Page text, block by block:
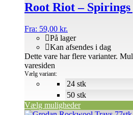
Root Riot – Spirings
Fra: 59,00 kr.
På lager
Kan afsendes i dag
Vælg variant:
Vælg muligheder
Dette vare har flere varianter.
varesiden
24 stk
50 stk